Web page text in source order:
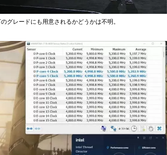
レードにも用意されるかどうかは不明。